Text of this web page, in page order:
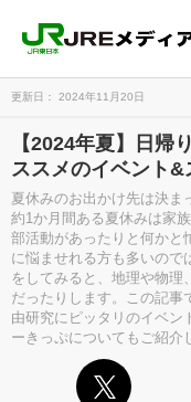
更新日： 2024年11月20日
【2024年夏】日帰
ススメのイベント&
夏休みのお出かけ先は決ま
約1か月間ある夏休みは家
部活動があったりと何かと
に悩ませれる方も多いので
をしてみると、地理や物理
だったりします。この記事
由研究にピッタリのイベン
ーきっぷについてもご紹介